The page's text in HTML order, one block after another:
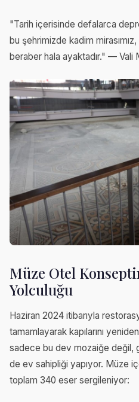
"Tarih içerisinde defalarca
bu şehrimizde kadim
beraber hala ayaktadır." — Vali
Müze Otel
Yolculuğu
Haziran 2024 itibarıyla
tamamlayarak kapılarını
sadece bu dev mozaiğe değil,
de ev sahipliği yapıyor. Müze
toplam 340 eser sergileniyor: